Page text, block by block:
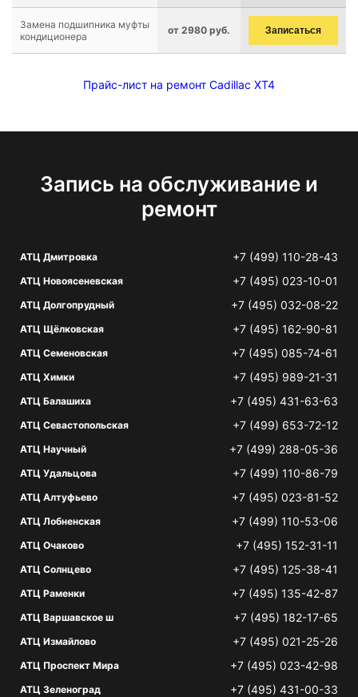
Замена подшипника муфты
кондиционера
от 2980 руб. Записаться
Прайс-лист на ремонт Cadillac XT4
Запись на обслуживание и
ремонт
АТЦ Дмитровка +7 (499) 110-28-43
АТЦ Новоясеневская +7 (495) 023-10-01
АТЦ Долгопрудный +7 (495) 032-08-22
АТЦ Щёлковская +7 (495) 162-90-81
АТЦ Семеновская +7 (495) 085-74-61
АТЦ Химки +7 (495) 989-21-31
АТЦ Балашиха +7 (495) 431-63-63
АТЦ Севастопольская +7 (499) 653-72-12
АТЦ Научный +7 (499) 288-05-36
АТЦ Удальцова +7 (499) 110-86-79
АТЦ Алтуфьево +7 (495) 023-81-52
АТЦ Лобненская +7 (499) 110-53-06
АТЦ Очаково +7 (495) 152-31-11
АТЦ Солнцево +7 (495) 125-38-41
АТЦ Раменки +7 (495) 135-42-87
АТЦ Варшавское ш +7 (495) 182-17-65
АТЦ Измайлово +7 (495) 021-25-26
АТЦ Проспект Мира +7 (495) 023-42-98
АТЦ Зеленоград +7 (495) 431-00-33